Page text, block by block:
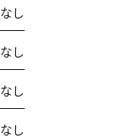
なし
なし
なし
なし